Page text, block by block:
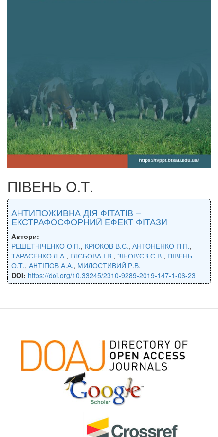
ПІВЕНЬ О.Т.
АНТИПОЖИВНА ДІЯ ФІТАТІВ –
ЕКСТРАФОСФОРНИЙ ЕФЕКТ ФІТАЗИ
Автори:
РЕШЕТНІЧЕНКО О.П., КРЮКОВ В.С., АНТОНЕНКО П.П.,
ТАРАСЕНКО Л.А., ГЛЄБОВА І.В., ЗІНОВ'ЄВ С.В., ПІВЕНЬ
О.Т., АНТІПОВ А.А., МИЛОСТИВИЙ Р.В.
DOI: https://doi.org/10.33245/2310-9289-2019-147-1-06-23